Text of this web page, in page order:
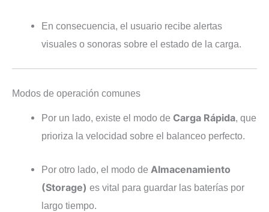
En consecuencia, el usuario recibe alertas
visuales o sonoras sobre el estado de la carga.
Modos de operación comunes
Por un lado, existe el modo de Carga Rápida, que
prioriza la velocidad sobre el balanceo perfecto.
Por otro lado, el modo de Almacenamiento
(Storage) es vital para guardar las baterías por
largo tiempo.